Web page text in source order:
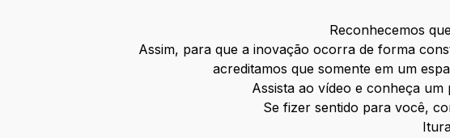
Reconhecemos
Assim, para que a inovação ocorra de forma
acreditamos que somente em um
Assista ao vídeo e conheça
Se fizer sentido para você,